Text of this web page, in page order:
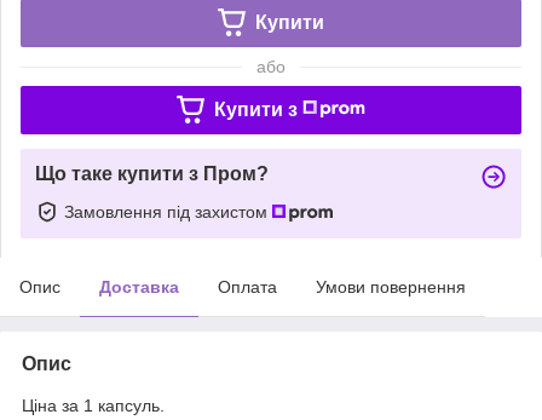
Купити
або
Купити з
Що таке купити з Пром?
Замовлення під захистом
Опис Доставка Оплата Умови повернення
Опис
Ціна за 1 капсуль.